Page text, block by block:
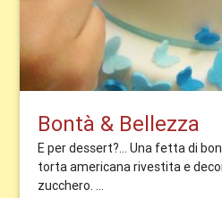
Bontà & Bellezza
E per dessert?... Una fetta di
torta americana rivestita e
zucchero. ...